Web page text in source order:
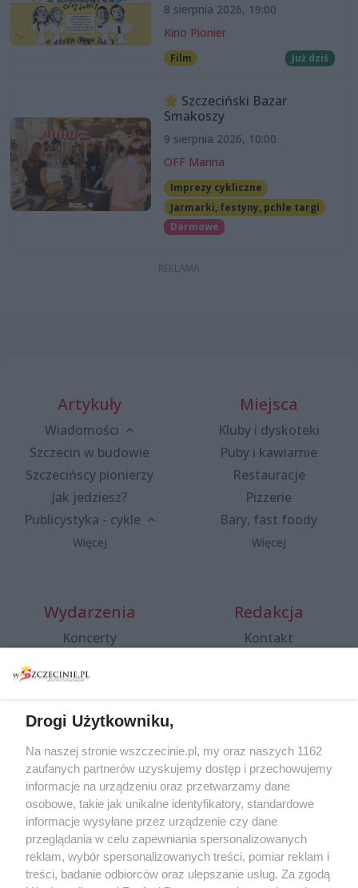
8 sierpnia 2026, 19:00
Kino Pionier
Film Już dziś
Szczeciński Bazar
Smakoszy
9 sierpnia 2026, 10:00
OFF Marina
Imprezy cykliczne
Jarmarki, festyny, pchle targi
Darmowe
Artykuły
Wiadomości
Szczecin w budowie
Szczecińscy pionierzy
Jak jedziesz?
Publicystyka - cykle
Więcej
Miejsca
Kluby i dyskoteki
Puby i kawiarnie
Restauracje
Pizzerie
Bary, fast foody
Więcej
Wydarzenia
Koncerty
Spacery i oprowadzania
targi
Wernisaże
Więcej
Redakcja
Kontakt
Specjalny koncert z okazji
20. urodzin portalu
wSzczecinie.pl
Regulamin konkursów
śniadaniówka "Hej
Szczecin! Jest piątek!"
Drogi Użytkowniku,
Na naszej stronie wszczecinie.pl, my oraz naszych 1162
zaufanych partnerów uzyskujemy dostęp i przechowujemy
informacje na urządzeniu oraz przetwarzamy dane
osobowe, takie jak unikalne identyfikatory, standardowe
informacje wysyłane przez urządzenie czy dane
przeglądania w celu zapewniania spersonalizowanych
reklam, wybór spersonalizowanych treści, pomiar reklam i
treści, badanie odbiorców oraz ulepszanie usług. Za zgodą